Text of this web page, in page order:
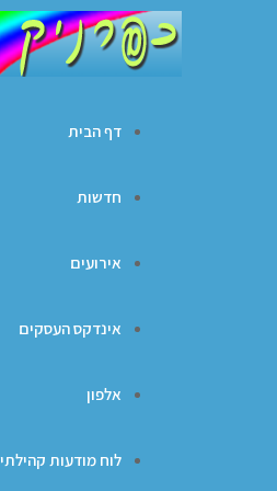
דף הבית
חדשות
אירועים
אינדקס העסקים
אלפון
לוח מודעות קהילתי